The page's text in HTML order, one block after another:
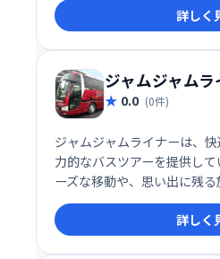
間を有効活用できます。詳しく
ジャムジャムラ
0.0 (0件)
ジャムジャムライナーは、
力的なバスツアーを提供し
ーズな移動や、思い出に残る
詳しく